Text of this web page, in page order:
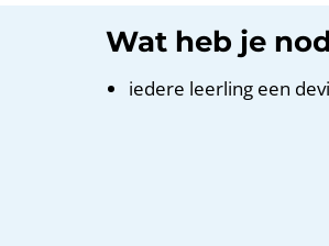
Wat heb je
iedere leerling een